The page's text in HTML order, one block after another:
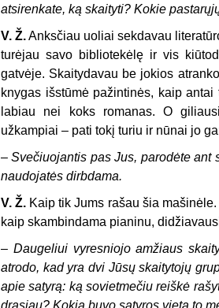
atsirenkate, ką skaityti? Kokie
V. Ž.Anksčiau uoliai sekdavau
turėjau savo bibliotekėlę ir vis
gatvėje. Skaitydavau be jokios
knygas išstūmė pažintinės, kaip
labiau nei koks romanas. O
užkampiai – pati tokį turiu ir nūnai jo
–Svečiuojantis pas Jus, parodėte ant
naudojatės dirbdama.
V. Ž. Kaip tik Jums rašau šia
kaip skambindama pianinu,
– Daugeliui vyresniojo amžiaus
atrodo, kad yra dvi Jūsų skaitytojų
apie satyrą: ką sovietmečiu reiškė
drąsiau? Kokia buvo satyros vieta to